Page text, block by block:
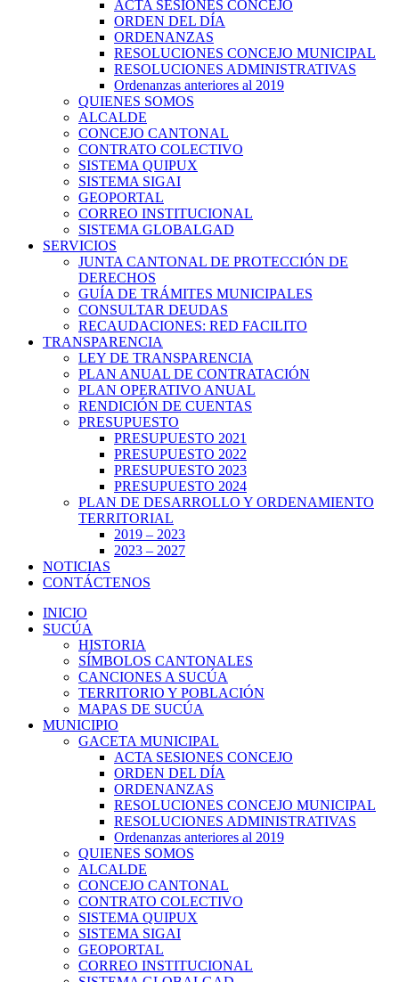
ACTA SESIONES CONCEJO
ORDEN DEL DÍA
ORDENANZAS
RESOLUCIONES CONCEJO MUNICIPAL
RESOLUCIONES ADMINISTRATIVAS
Ordenanzas anteriores al 2019
QUIENES SOMOS
ALCALDE
CONCEJO CANTONAL
CONTRATO COLECTIVO
SISTEMA QUIPUX
SISTEMA SIGAI
GEOPORTAL
CORREO INSTITUCIONAL
SISTEMA GLOBALGAD
SERVICIOS
JUNTA CANTONAL DE PROTECCIÓN DE
DERECHOS
GUÍA DE TRÁMITES MUNICIPALES
CONSULTAR DEUDAS
RECAUDACIONES: RED FACILITO
TRANSPARENCIA
LEY DE TRANSPARENCIA
PLAN ANUAL DE CONTRATACIÓN
PLAN OPERATIVO ANUAL
RENDICIÓN DE CUENTAS
PRESUPUESTO
PRESUPUESTO 2021
PRESUPUESTO 2022
PRESUPUESTO 2023
PRESUPUESTO 2024
PLAN DE DESARROLLO Y ORDENAMIENTO
TERRITORIAL
2019 – 2023
2023 – 2027
NOTICIAS
CONTÁCTENOS
INICIO
SUCÚA
HISTORIA
SÍMBOLOS CANTONALES
CANCIONES A SUCÚA
TERRITORIO Y POBLACIÓN
MAPAS DE SUCÚA
MUNICIPIO
GACETA MUNICIPAL
ACTA SESIONES CONCEJO
ORDEN DEL DÍA
ORDENANZAS
RESOLUCIONES CONCEJO MUNICIPAL
RESOLUCIONES ADMINISTRATIVAS
Ordenanzas anteriores al 2019
QUIENES SOMOS
ALCALDE
CONCEJO CANTONAL
CONTRATO COLECTIVO
SISTEMA QUIPUX
SISTEMA SIGAI
GEOPORTAL
CORREO INSTITUCIONAL